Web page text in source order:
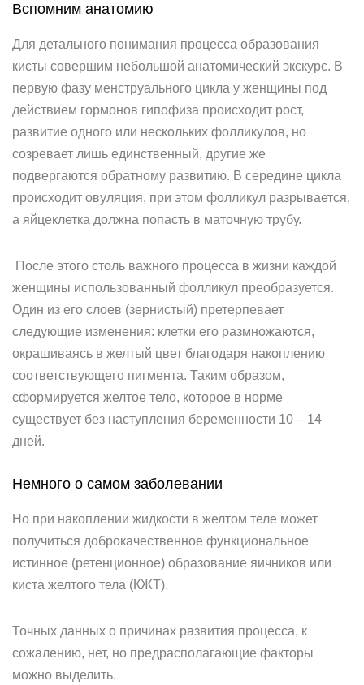
Вспомним анатомию
Для детального понимания процесса образования
кисты совершим небольшой анатомический экскурс. В
первую фазу менструального цикла у женщины под
действием гормонов гипофиза происходит рост,
развитие одного или нескольких фолликулов, но
созревает лишь единственный, другие же
подвергаются обратному развитию. В середине цикла
происходит овуляция, при этом фолликул разрывается,
а яйцеклетка должна попасть в маточную трубу.
После этого столь важного процесса в жизни каждой
женщины использованный фолликул преобразуется.
Один из его слоев (зернистый) претерпевает
следующие изменения: клетки его размножаются,
окрашиваясь в желтый цвет благодаря накоплению
соответствующего пигмента. Таким образом,
сформируется желтое тело, которое в норме
существует без наступления беременности 10 – 14
дней.
Немного о самом заболевании
Но при накоплении жидкости в желтом теле может
получиться доброкачественное функциональное
истинное (ретенционное) образование яичников или
киста желтого тела (КЖТ).
Точных данных о причинах развития процесса, к
сожалению, нет, но предрасполагающие факторы
можно выделить.